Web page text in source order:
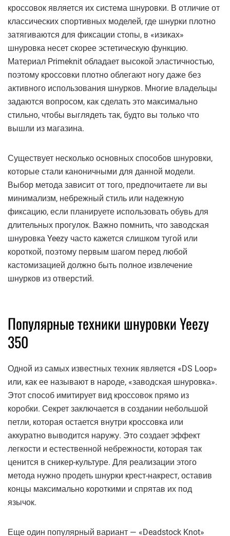
кроссовок является их система шнуровки. В отличие от
классических спортивных моделей, где шнурки плотно
затягиваются для фиксации стопы, в «изиках»
шнуровка несет скорее эстетическую функцию.
Материал Primeknit обладает высокой эластичностью,
поэтому кроссовки плотно облегают ногу даже без
активного использования шнурков. Многие владельцы
задаются вопросом, как сделать это максимально
стильно, чтобы выглядеть так, будто вы только что
вышли из магазина.
Существует несколько основных способов шнуровки,
которые стали каноничными для данной модели.
Выбор метода зависит от того, предпочитаете ли вы
минимализм, небрежный стиль или надежную
фиксацию, если планируете использовать обувь для
длительных прогулок. Важно помнить, что заводская
шнуровка Yeezy часто кажется слишком тугой или
короткой, поэтому первым шагом перед любой
кастомизацией должно быть полное извлечение
шнурков из отверстий.
Популярные техники шнуровки Yeezy
350
Одной из самых известных техник является «DS Loop»
или, как ее называют в народе, «заводская шнуровка».
Этот способ имитирует вид кроссовок прямо из
коробки. Секрет заключается в создании небольшой
петли, которая остается внутри кроссовка или
аккуратно выводится наружу. Это создает эффект
легкости и естественной небрежности, которая так
ценится в сникер-культуре. Для реализации этого
метода нужно продеть шнурки крест-накрест, оставив
концы максимально короткими и спрятав их под
язычок.
Еще один популярный вариант — «Deadstock Knot»